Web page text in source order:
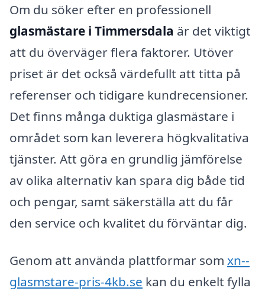
Om du söker efter en professionell
glasmästare i Timmersdala är det viktigt
att du överväger flera faktorer. Utöver
priset är det också värdefullt att titta på
referenser och tidigare kundrecensioner.
Det finns många duktiga glasmästare i
området som kan leverera högkvalitativa
tjänster. Att göra en grundlig jämförelse
av olika alternativ kan spara dig både tid
och pengar, samt säkerställa att du får
den service och kvalitet du förväntar dig.
Genom att använda plattformar som xn--
glasmstare-pris-4kb.se kan du enkelt fylla